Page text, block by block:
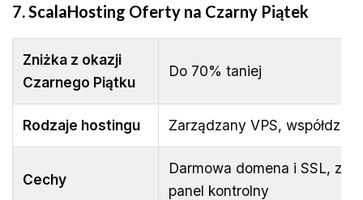
7. ScalaHosting Oferty na Czarny Piątek
Zniżka z okazji
Czarnego Piątku
Do 70% taniej
Rodzaje hostingu Zarządzany VPS,
Cechy
Darmowa domena i SSL,
panel kontrolny